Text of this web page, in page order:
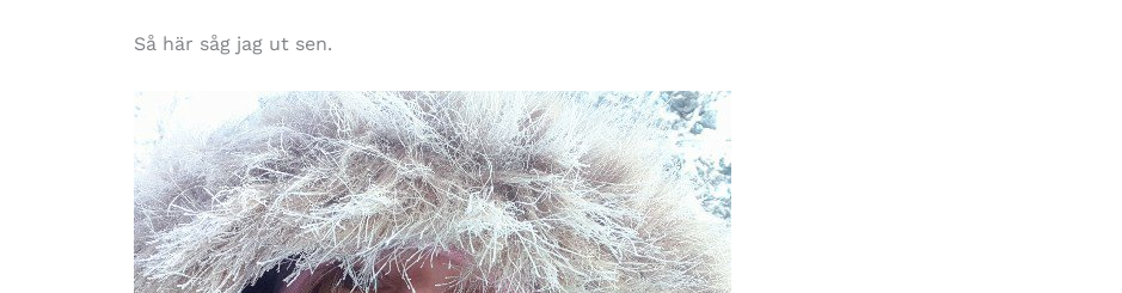
Så här såg jag ut sen.